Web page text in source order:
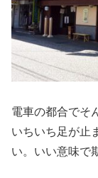
電車の都合でそ
いちいち足が止
い。いい意味で